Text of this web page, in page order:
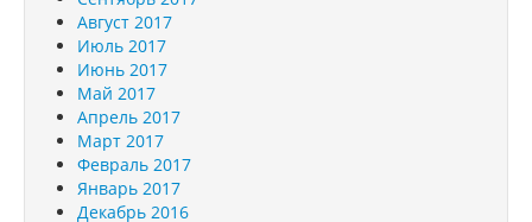
Август 2017
Июль 2017
Июнь 2017
Май 2017
Апрель 2017
Март 2017
Февраль 2017
Январь 2017
Декабрь 2016